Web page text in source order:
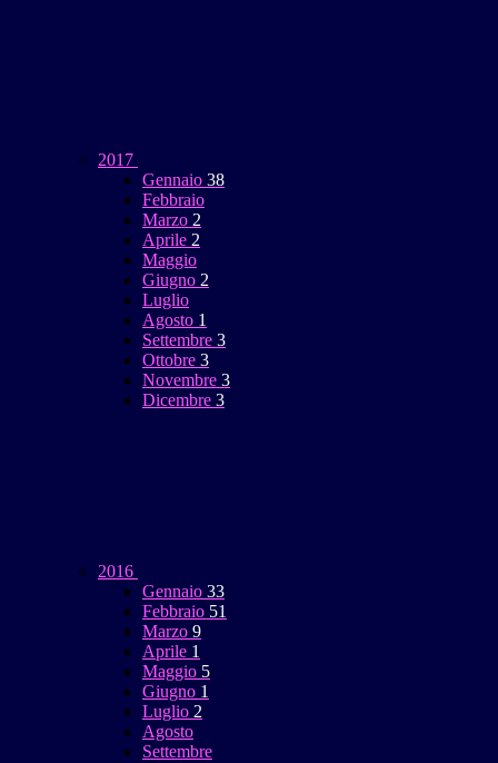
2017
Gennaio 38
Febbraio
Marzo 2
Aprile 2
Maggio
Giugno 2
Luglio
Agosto 1
Settembre 3
Ottobre 3
Novembre 3
Dicembre 3
2016
Gennaio 33
Febbraio 51
Marzo 9
Aprile 1
Maggio 5
Giugno 1
Luglio 2
Agosto
Settembre